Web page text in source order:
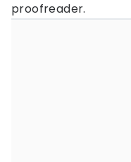
proofreader.